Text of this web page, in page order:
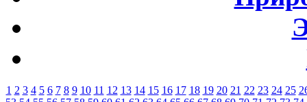
1 2 3 4 5 6 7 8 9 10 11 12 13 14 15 16 17 18 19 20 21 22 23 24 25